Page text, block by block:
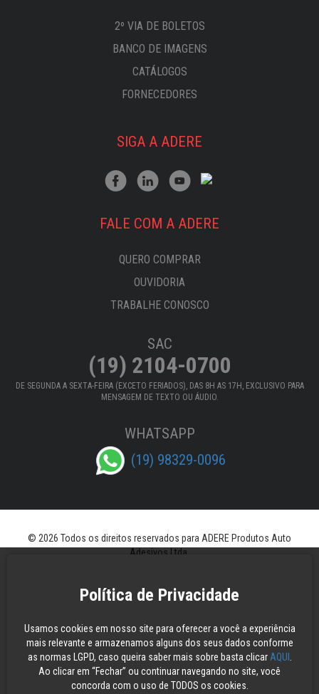
2º VIA DE BOLETOS
BANCO DE IMAGENS
CATÁLOGOS
FORNECEDORES
SIGA A ADERE
FALE COM A ADERE
QUERO COMPRAR
OUVIDORIA
TRABALHE CONOSCO
SAC
(19) 2104-0700
DE SEGUNDA A SEXTA-FEIRA (EXCETO FERIADOS), DAS 8H AS 17H, EXCLUSIVO PARA
MENSAGEM DE TEXTO OU ÁUDIO.
WHATSAPP
(19) 98329-0096
Política de Privacidade
Usamos cookies em nosso site para oferecer a você a experiência
mais relevante e armazenamos alguns dos seus dados conforme
as normas LGPD, caso queira saber mais sobre basta clicar AQUI
Ao clicar em “Fechar” ou continuar navegando no site, você
concorda com o uso de TODOS os cookies.
© 2026 Todos os direitos reservados para ADERE Produtos Auto
Adesivos Ltda.